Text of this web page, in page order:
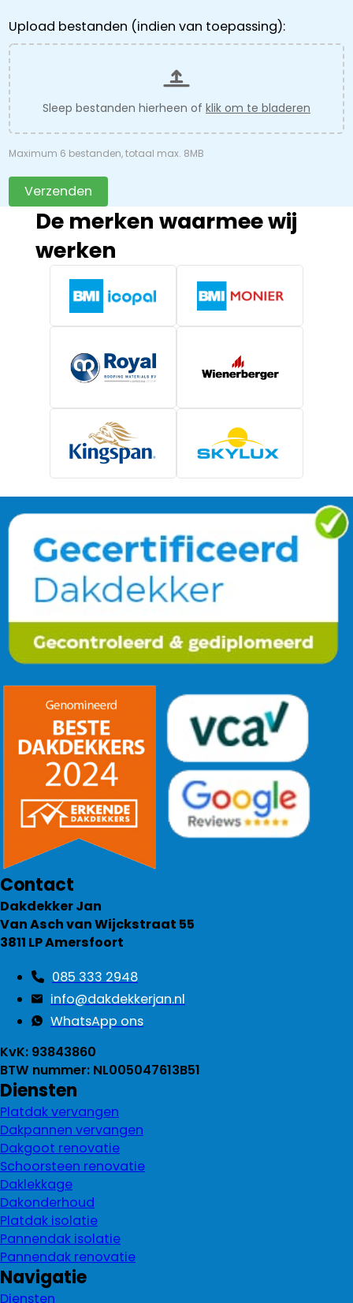
Upload bestanden (indien van toepassing):
Sleep bestanden hierheen of klik om te bladeren
Maximum 6 bestanden, totaal max. 8MB
Verzenden
De merken waarmee wij
werken
Contact
Dakdekker Jan
Van Asch van Wijckstraat 55
3811 LP Amersfoort
085 333 2948
info@dakdekkerjan.nl
WhatsApp ons
KvK: 93843860
BTW nummer: NL005047613B51
Diensten
Platdak vervangen
Dakpannen vervangen
Dakgoot renovatie
Schoorsteen renovatie
Daklekkage
Dakonderhoud
Platdak isolatie
Pannendak isolatie
Pannendak renovatie
Navigatie
Diensten